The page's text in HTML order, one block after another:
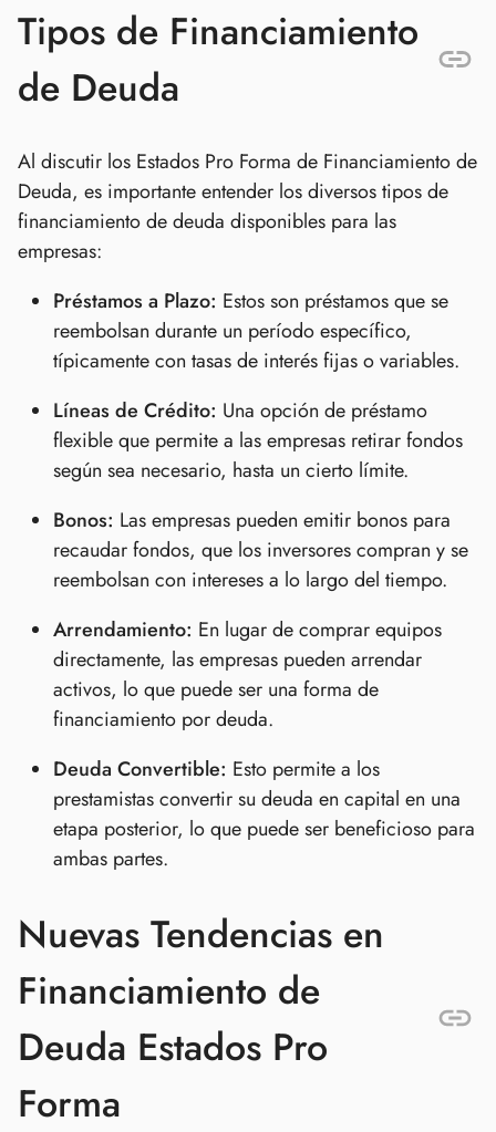
Tipos de Financiamiento
de Deuda
Al discutir los Estados Pro Forma de Financiamiento de
Deuda, es importante entender los diversos tipos de
financiamiento de deuda disponibles para las
empresas:
Préstamos a Plazo: Estos son préstamos que se
reembolsan durante un período específico,
típicamente con tasas de interés fijas o variables.
Líneas de Crédito: Una opción de préstamo
flexible que permite a las empresas retirar fondos
según sea necesario, hasta un cierto límite.
Bonos: Las empresas pueden emitir bonos para
recaudar fondos, que los inversores compran y se
reembolsan con intereses a lo largo del tiempo.
Arrendamiento: En lugar de comprar equipos
directamente, las empresas pueden arrendar
activos, lo que puede ser una forma de
financiamiento por deuda.
Deuda Convertible: Esto permite a los
prestamistas convertir su deuda en capital en una
etapa posterior, lo que puede ser beneficioso para
ambas partes.
Nuevas Tendencias en
Financiamiento de
Deuda Estados Pro
Forma